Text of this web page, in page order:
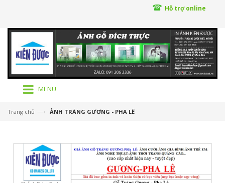
Hỗ trợ online
MENU
Trang chủ —› ẢNH TRÁNG GƯƠNG - PHA LÊ